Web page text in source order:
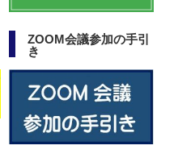
ZOOM会議参加の手引
き